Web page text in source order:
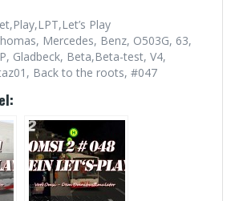
Play
Mercedes, Benz, O503G, 63,
Gladbeck, Beta,Beta-test, V4,
Back to the roots, #047